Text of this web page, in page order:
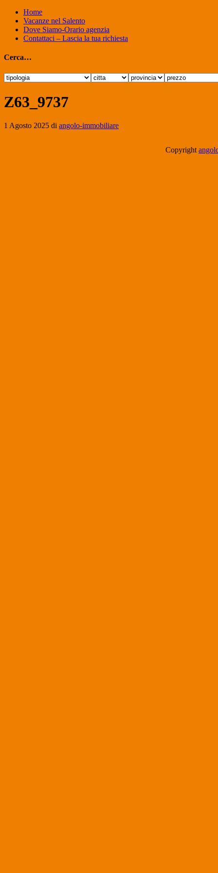
Home
Vacanze nel Salento
Dove Siamo-Orario agenzia
Contattaci – Lascia la tua richiesta
Cerca…
Z63_9737
1 Agosto 2025 di angolo-immobiliare
Copyright